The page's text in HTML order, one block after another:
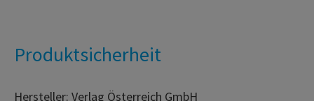
Produktsicherheit
Hersteller: Verlag Österreich GmbH